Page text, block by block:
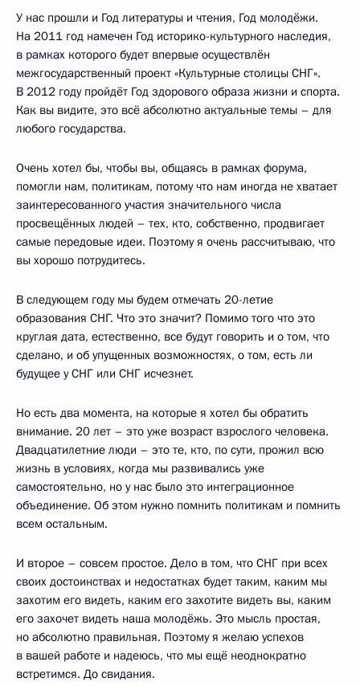
У нас прошли и Год литературы и чтения, Год молодёжи.
На 2011 год намечен Год историко-культурного наследия,
в рамках которого будет впервые осуществлён
межгосударственный проект «Культурные столицы СНГ».
В 2012 году пройдёт Год здорового образа жизни и спорта.
Как вы видите, это всё абсолютно актуальные темы – для
любого государства.
Очень хотел бы, чтобы вы, общаясь в рамках форума,
помогли нам, политикам, потому что нам иногда не хватает
заинтересованного участия значительного числа
просвещённых людей – тех, кто, собственно, продвигает
самые передовые идеи. Поэтому я очень рассчитываю, что
вы хорошо потрудитесь.
В следующем году мы будем отмечать 20-летие
образования СНГ. Что это значит? Помимо того что это
круглая дата, естественно, все будут говорить и о том, что
сделано, и об упущенных возможностях, о том, есть ли
будущее у СНГ или СНГ исчезнет.
Но есть два момента, на которые я хотел бы обратить
внимание. 20 лет – это уже возраст взрослого человека.
Двадцатилетние люди – это те, кто, по сути, прожил всю
жизнь в условиях, когда мы развивались уже
самостоятельно, но у нас было это интеграционное
объединение. Об этом нужно помнить политикам и помнить
всем остальным.
И второе – совсем простое. Дело в том, что СНГ при всех
своих достоинствах и недостатках будет таким, каким мы
захотим его видеть, каким его захотите видеть вы, каким
его захочет видеть наша молодёжь. Это мысль простая,
но абсолютно правильная. Поэтому я желаю успехов
в вашей работе и надеюсь, что мы ещё неоднократно
встретимся. До свидания.